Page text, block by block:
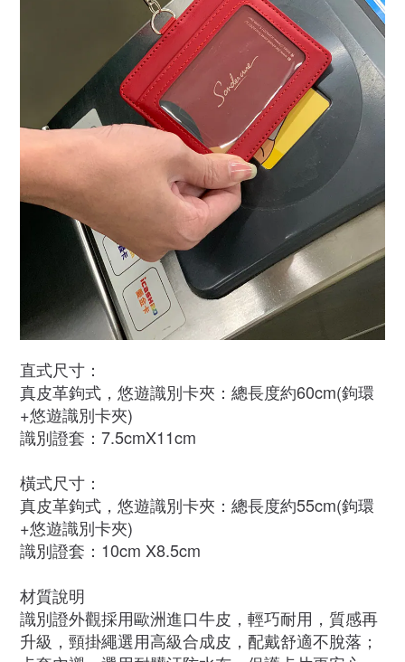
直式尺寸：
真皮革鉤式，悠遊識別卡夾：總長度約60cm(鉤環
+悠遊識別卡夾)
識別證套：7.5cmX11cm
橫式尺寸：
真皮革鉤式，悠遊識別卡夾：總長度約55cm(鉤環
+悠遊識別卡夾)
識別證套：10cm X8.5cm
材質說明
識別證外觀採用歐洲進口牛皮，輕巧耐用，質感再
升級，頸掛繩選用高級合成皮，配戴舒適不脫落；